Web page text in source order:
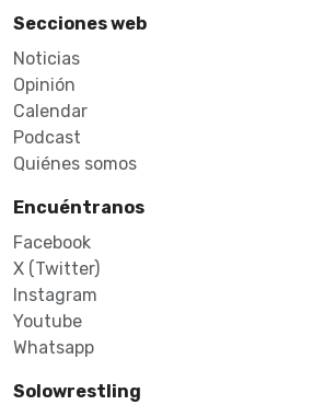
Secciones web
Noticias
Opinión
Calendar
Podcast
Quiénes somos
Encuéntranos
Facebook
X (Twitter)
Instagram
Youtube
Whatsapp
Solowrestling